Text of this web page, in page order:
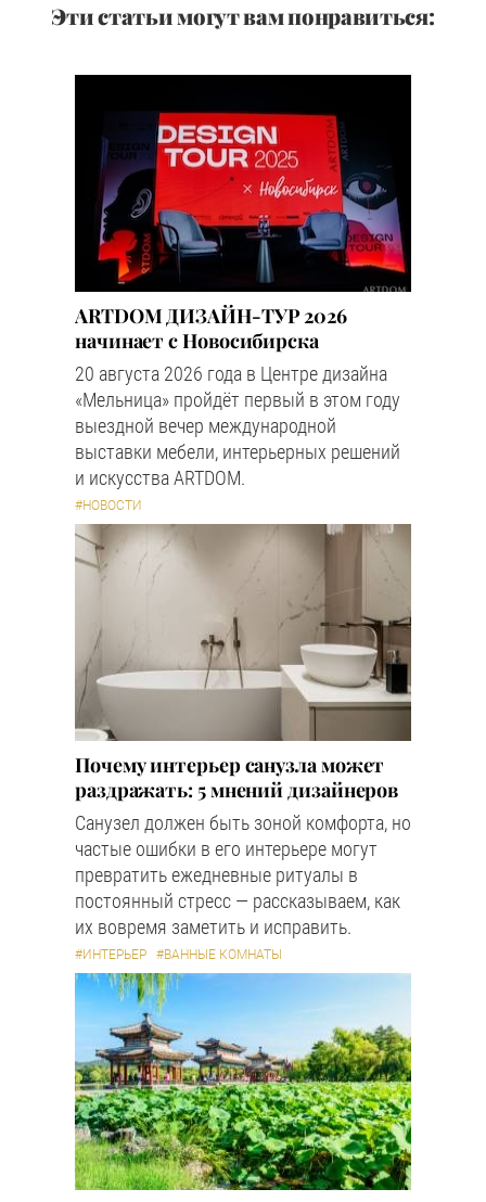
Эти статьи могут вам понравиться:
ARTDOM ДИЗАЙН-ТУР 2026
начинает с Новосибирска
20 августа 2026 года в Центре дизайна
«Мельница» пройдёт первый в этом году
выездной вечер международной
выставки мебели, интерьерных решений
и искусства ARTDOM.
#НОВОСТИ
Почему интерьер санузла может
раздражать: 5 мнений дизайнеров
Санузел должен быть зоной комфорта, но
частые ошибки в его интерьере могут
превратить ежедневные ритуалы в
постоянный стресс — рассказываем, как
их вовремя заметить и исправить.
#ИНТЕРЬЕР #ВАННЫЕ КОМНАТЫ